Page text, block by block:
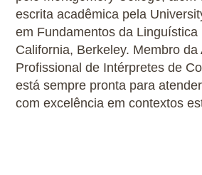
escrita acadêmica pela
em Fundamentos da
California, Berkeley. Membro da
Profissional de Intérpretes de
está sempre pronta para
com excelência em contextos